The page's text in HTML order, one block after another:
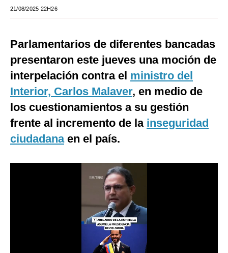
Estilos
EEUU
México
España
Internacional
Tecnología
21/08/2025 22H26
Parlamentarios de diferentes bancadas
presentaron este jueves una moción de
interpelación contra el ministro del
Interior, Carlos Malaver, en medio de
los cuestionamientos a su gestión
frente al incremento de la inseguridad
ciudadanaen el país.